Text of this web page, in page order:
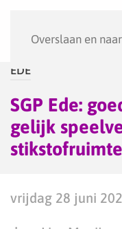
Overslaan en
EDE
SGP Ede:
gelijk
stikstofruimte
vrijdag 28 juni